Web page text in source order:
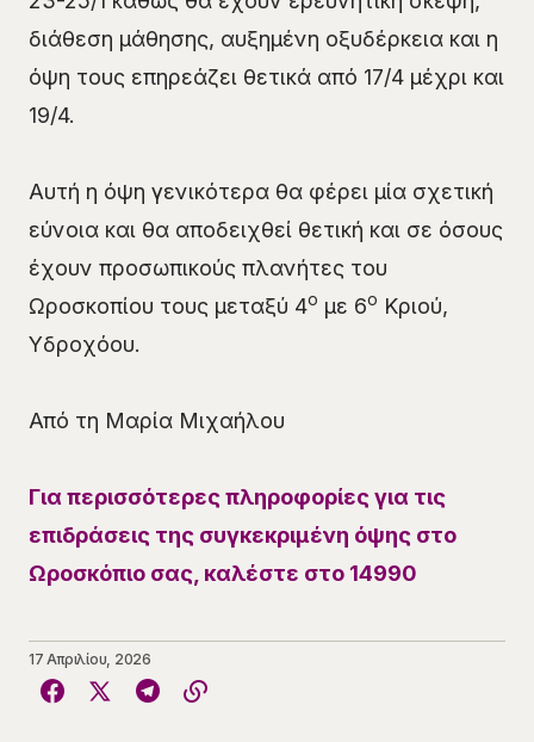
διάθεση μάθησης, αυξημένη οξυδέρκεια και η
όψη τους επηρεάζει θετικά από 17/4 μέχρι και
19/4.
Αυτή η όψη γενικότερα θα φέρει μία σχετική
εύνοια και θα αποδειχθεί θετική και σε όσους
έχουν προσωπικούς πλανήτες του
Ωροσκοπίου τους μεταξύ 4ο με 6ο Κριού,
Υδροχόου.
Από τη Μαρία Μιχαήλου
Για περισσότερες πληροφορίες για τις
επιδράσεις της συγκεκριμένη όψης στο
Ωροσκόπιο σας, καλέστε στο 14990
17 Απριλίου, 2026